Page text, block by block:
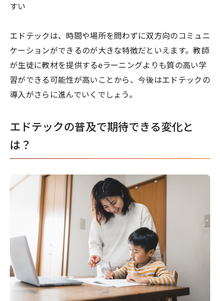
すい
エドテックは、時間や場所を問わずに双方向のコミュニ
ケーションができるのが大きな特徴だといえます。教師
が生徒に教材を提供するeラーニングよりも質の高い学
習ができる可能性が高いことから、今後はエドテックの
導入がさらに進んでいくでしょう。
エドテックの普及で期待できる変化と
は？